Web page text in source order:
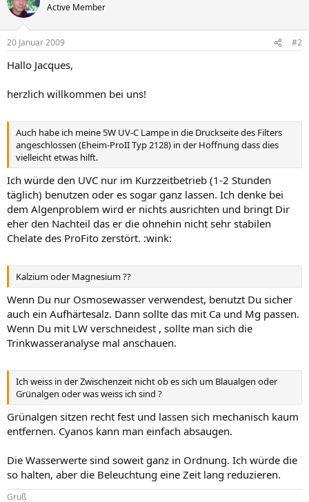
Active Member
20 Januar 2009 #2
Hallo Jacques,
herzlich willkommen bei uns!
Auch habe ich meine 5W UV-C Lampe in die Druckseite des Filters
angeschlossen (Eheim-ProII Typ 2128) in der Hoffnung dass dies
vielleicht etwas hilft.
Ich würde den UVC nur im Kurzzeitbetrieb (1-2 Stunden
täglich) benutzen oder es sogar ganz lassen. Ich denke bei
dem Algenproblem wird er nichts ausrichten und bringt Dir
eher den Nachteil das er die ohnehin nicht sehr stabilen
Chelate des ProFito zerstört. :wink:
Kalzium oder Magnesium ??
Wenn Du nur Osmosewasser verwendest, benutzt Du sicher
auch ein Aufhärtesalz. Dann sollte das mit Ca und Mg passen.
Wenn Du mit LW verschneidest , sollte man sich die
Trinkwasseranalyse mal anschauen.
Ich weiss in der Zwischenzeit nicht ob es sich um Blaualgen oder
Grünalgen oder was weiss ich sind ?
Grünalgen sitzen recht fest und lassen sich mechanisch kaum
entfernen. Cyanos kann man einfach absaugen.
Die Wasserwerte sind soweit ganz in Ordnung. Ich würde die
so halten, aber die Beleuchtung eine Zeit lang reduzieren.
Gruß